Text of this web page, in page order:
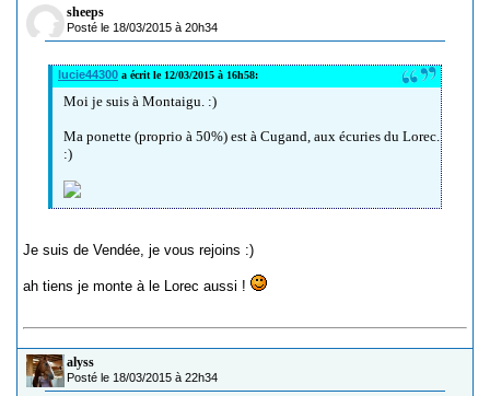
sheeps
Posté le 18/03/2015 à 20h34
lucie44300 a écrit le 12/03/2015 à 16h58:
Moi je suis à Montaigu. :)
Ma ponette (proprio à 50%) est à Cugand, aux écuries du Lorec.
:)
Je suis de Vendée, je vous rejoins :)
ah tiens je monte à le Lorec aussi !
alyss
Posté le 18/03/2015 à 22h34